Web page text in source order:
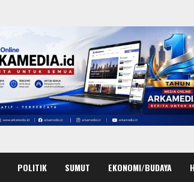
POLITIK SUMUT EKONOMI/BUDAYA